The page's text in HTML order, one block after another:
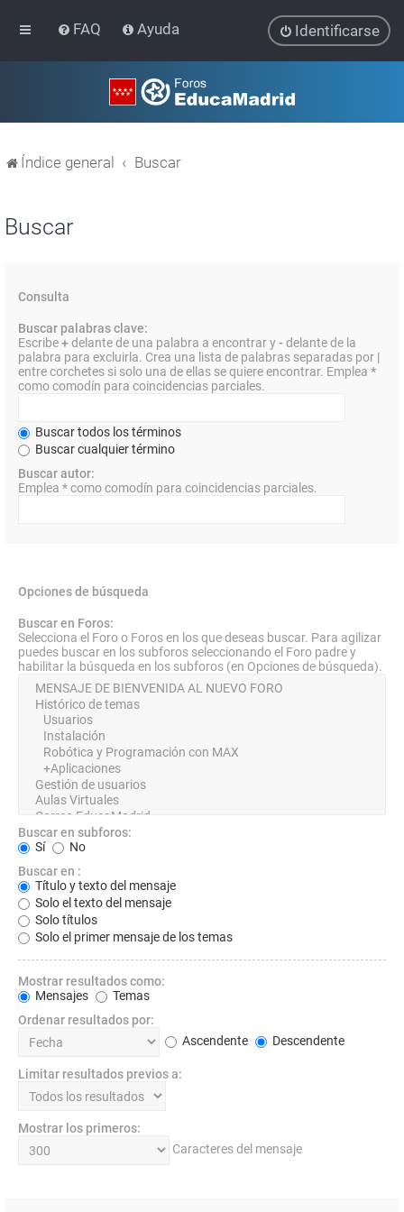
FAQ Ayuda Identificarse
Índice general Buscar
Buscar
Consulta
Buscar palabras clave:
Escribe+delante de una palabra a encontrar y- delante de la
palabra para excluirla. Crea una lista de palabras separadas por |
entre corchetes si solo una de ellas se quiere encontrar. Emplea *
como comodín para coincidencias parciales.
Buscar todos los términos
Buscar cualquier término
Buscar autor:
Emplea * como comodín para coincidencias parciales.
Opciones de búsqueda
Buscar en Foros:
Selecciona el Foro o Foros en los que deseas buscar. Para agilizar
puedes buscar en los subforos seleccionando el Foro padre y
habilitar la búsqueda en los subforos (en Opciones de búsqueda).
Buscar en subforos:
Sí
No
Buscar en :
Título y texto del mensaje
Solo el texto del mensaje
Solo títulos
Solo el primer mensaje de los temas
Mostrar resultados como:
Mensajes
Temas
Ordenar resultados por:
Ascendente
Descendente
Limitar resultados previos a:
Mostrar los primeros:
Caracteres del mensaje